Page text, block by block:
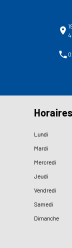
Lundi
Mardi
Mercredi
Jeudi
Vendredi
Samedi
Dimanche